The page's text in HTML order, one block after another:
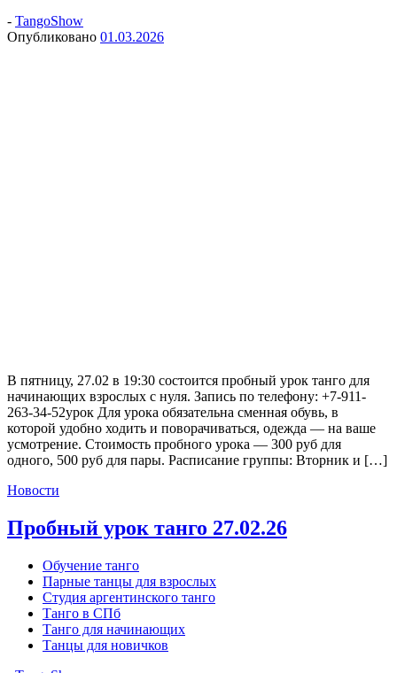
- TangoShow
Опубликовано 01.03.2026
В пятницу, 27.02 в 19:30 состоится пробный урок танго для
начинающих взрослых с нуля. Запись по телефону: +7-911-
263-34-52урок Для урока обязательна сменная обувь, в
которой удобно ходить и поворачиваться, одежда — на ваше
усмотрение. Стоимость пробного урока — 300 руб для
одного, 500 руб для пары. Расписание группы: Вторник и […]
Новости
Пробный урок танго 27.02.26
Обучение танго
Парные танцы для взрослых
Студия аргентинского танго
Танго в СПб
Танго для начинающих
Танцы для новичков